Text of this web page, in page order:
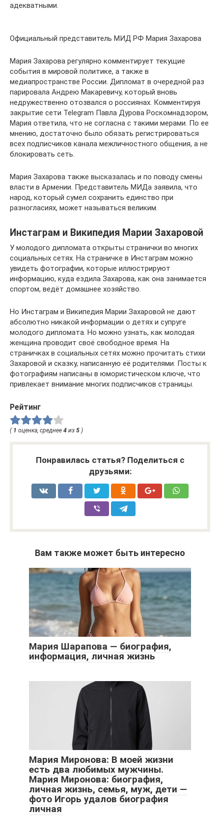
адекватными.
Официальный представитель МИД РФ Мария Захарова
Мария Захарова регулярно комментирует текущие
события в мировой политике, а также в
медиапространстве России. Дипломат в очередной раз
парировала Андрею Макаревичу, который вновь
недружественно отозвался о россиянах. Комментируя
закрытие сети Telegram Павла Дурова Роскомнадзором,
Мария ответила, что не согласна с такими мерами. По ее
мнению, достаточно было обязать регистрироваться
всех подписчиков канала межличностного общения, а не
блокировать сеть.
Мария Захарова также высказалась и по поводу смены
власти в Армении. Представитель МИДа заявила, что
народ, который сумел сохранить единство при
разногласиях, может называться великим.
Инстаграм и Википедия Марии Захаровой
У молодого дипломата открыты странички во многих
социальных сетях. На страничке в Инстаграм можно
увидеть фотографии, которые иллюстрируют
информацию, куда ездила Захарова, как она занимается
спортом, ведёт домашнее хозяйство.
Но Инстаграм и Википедия Марии Захаровой не дают
абсолютно никакой информации о детях и супруге
молодого дипломата. Но можно узнать, как молодая
женщина проводит своё свободное время. На
страничках в социальных сетях можно прочитать стихи
Захаровой и сказку, написанную её родителями. Посты к
фотографиям написаны в юмористическом ключе, что
привлекает внимание многих подписчиков страницы.
Рейтинг
( 1 оценка, среднее 4 из 5 )
Понравилась статья? Поделиться с
друзьями:
Вам также может быть интересно
Мария Шарапова — биография,
информация, личная жизнь
Мария Миронова: В моей жизни
есть два любимых мужчины.
Мария Миронова: биография,
личная жизнь, семья, муж, дети —
фото Игорь удалов биография
личная